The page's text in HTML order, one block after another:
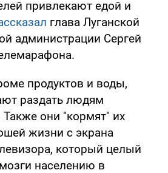
привлекают едой и
глава Луганской
администрации Сергей
продуктов и воды,
раздать людям
они "кормят" их
жизни с экрана
который целый
населению в